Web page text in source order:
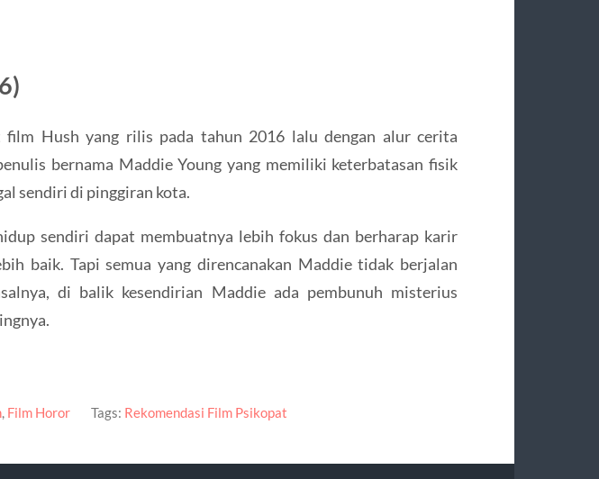
film Hush yang rilis pada tahun 2016 lalu dengan alur cerita
bernama Maddie Young yang memiliki keterbatasan fisik
sendiri di pinggiran kota.
sendiri dapat membuatnya lebih fokus dan berharap karir
baik. Tapi semua yang direncanakan Maddie tidak berjalan
di balik kesendirian Maddie ada pembunuh misterius
, Film Horor Tags: Rekomendasi Film Psikopat